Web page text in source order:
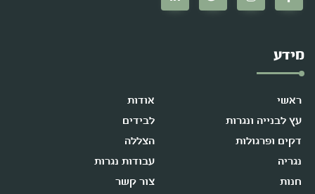
מידע
ראשי
אודות
עץ לבנייה ונגרות
לבידים
דקים ופרגולות
הצללה
נגריה
עבודות נגרות
חנות
צור קשר